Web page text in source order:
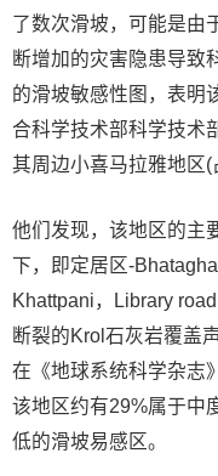
了数次滑坡，可能是由
断增加的灾害隐患导致
的滑坡敏感性图，表明
合科学技术部科学技术
其周边小喜马拉雅地区(
他们发现，该地区的主
下，即定居区-
Khattpani，Library
断裂的Krol石灰岩覆盖
在《地球系统科学杂志
该地区约有29%属于中
低的滑坡易感区。